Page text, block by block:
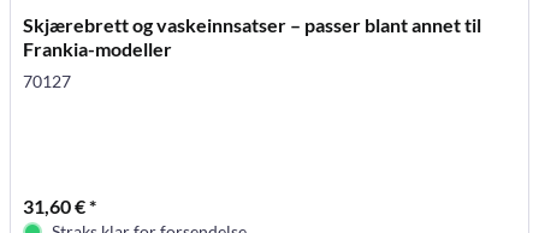
Skjærebrett og vaskeinnsatser – passer blant annet til
Frankia-modeller
70127
31,60 € *